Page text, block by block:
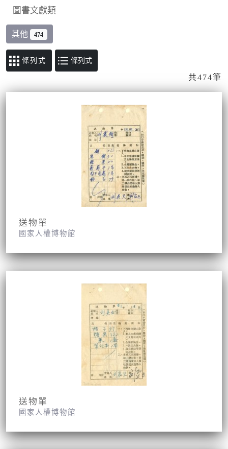
圖書文獻類
其他 474
條列式
共474筆
送物單
國家人權博物館
送物單
國家人權博物館